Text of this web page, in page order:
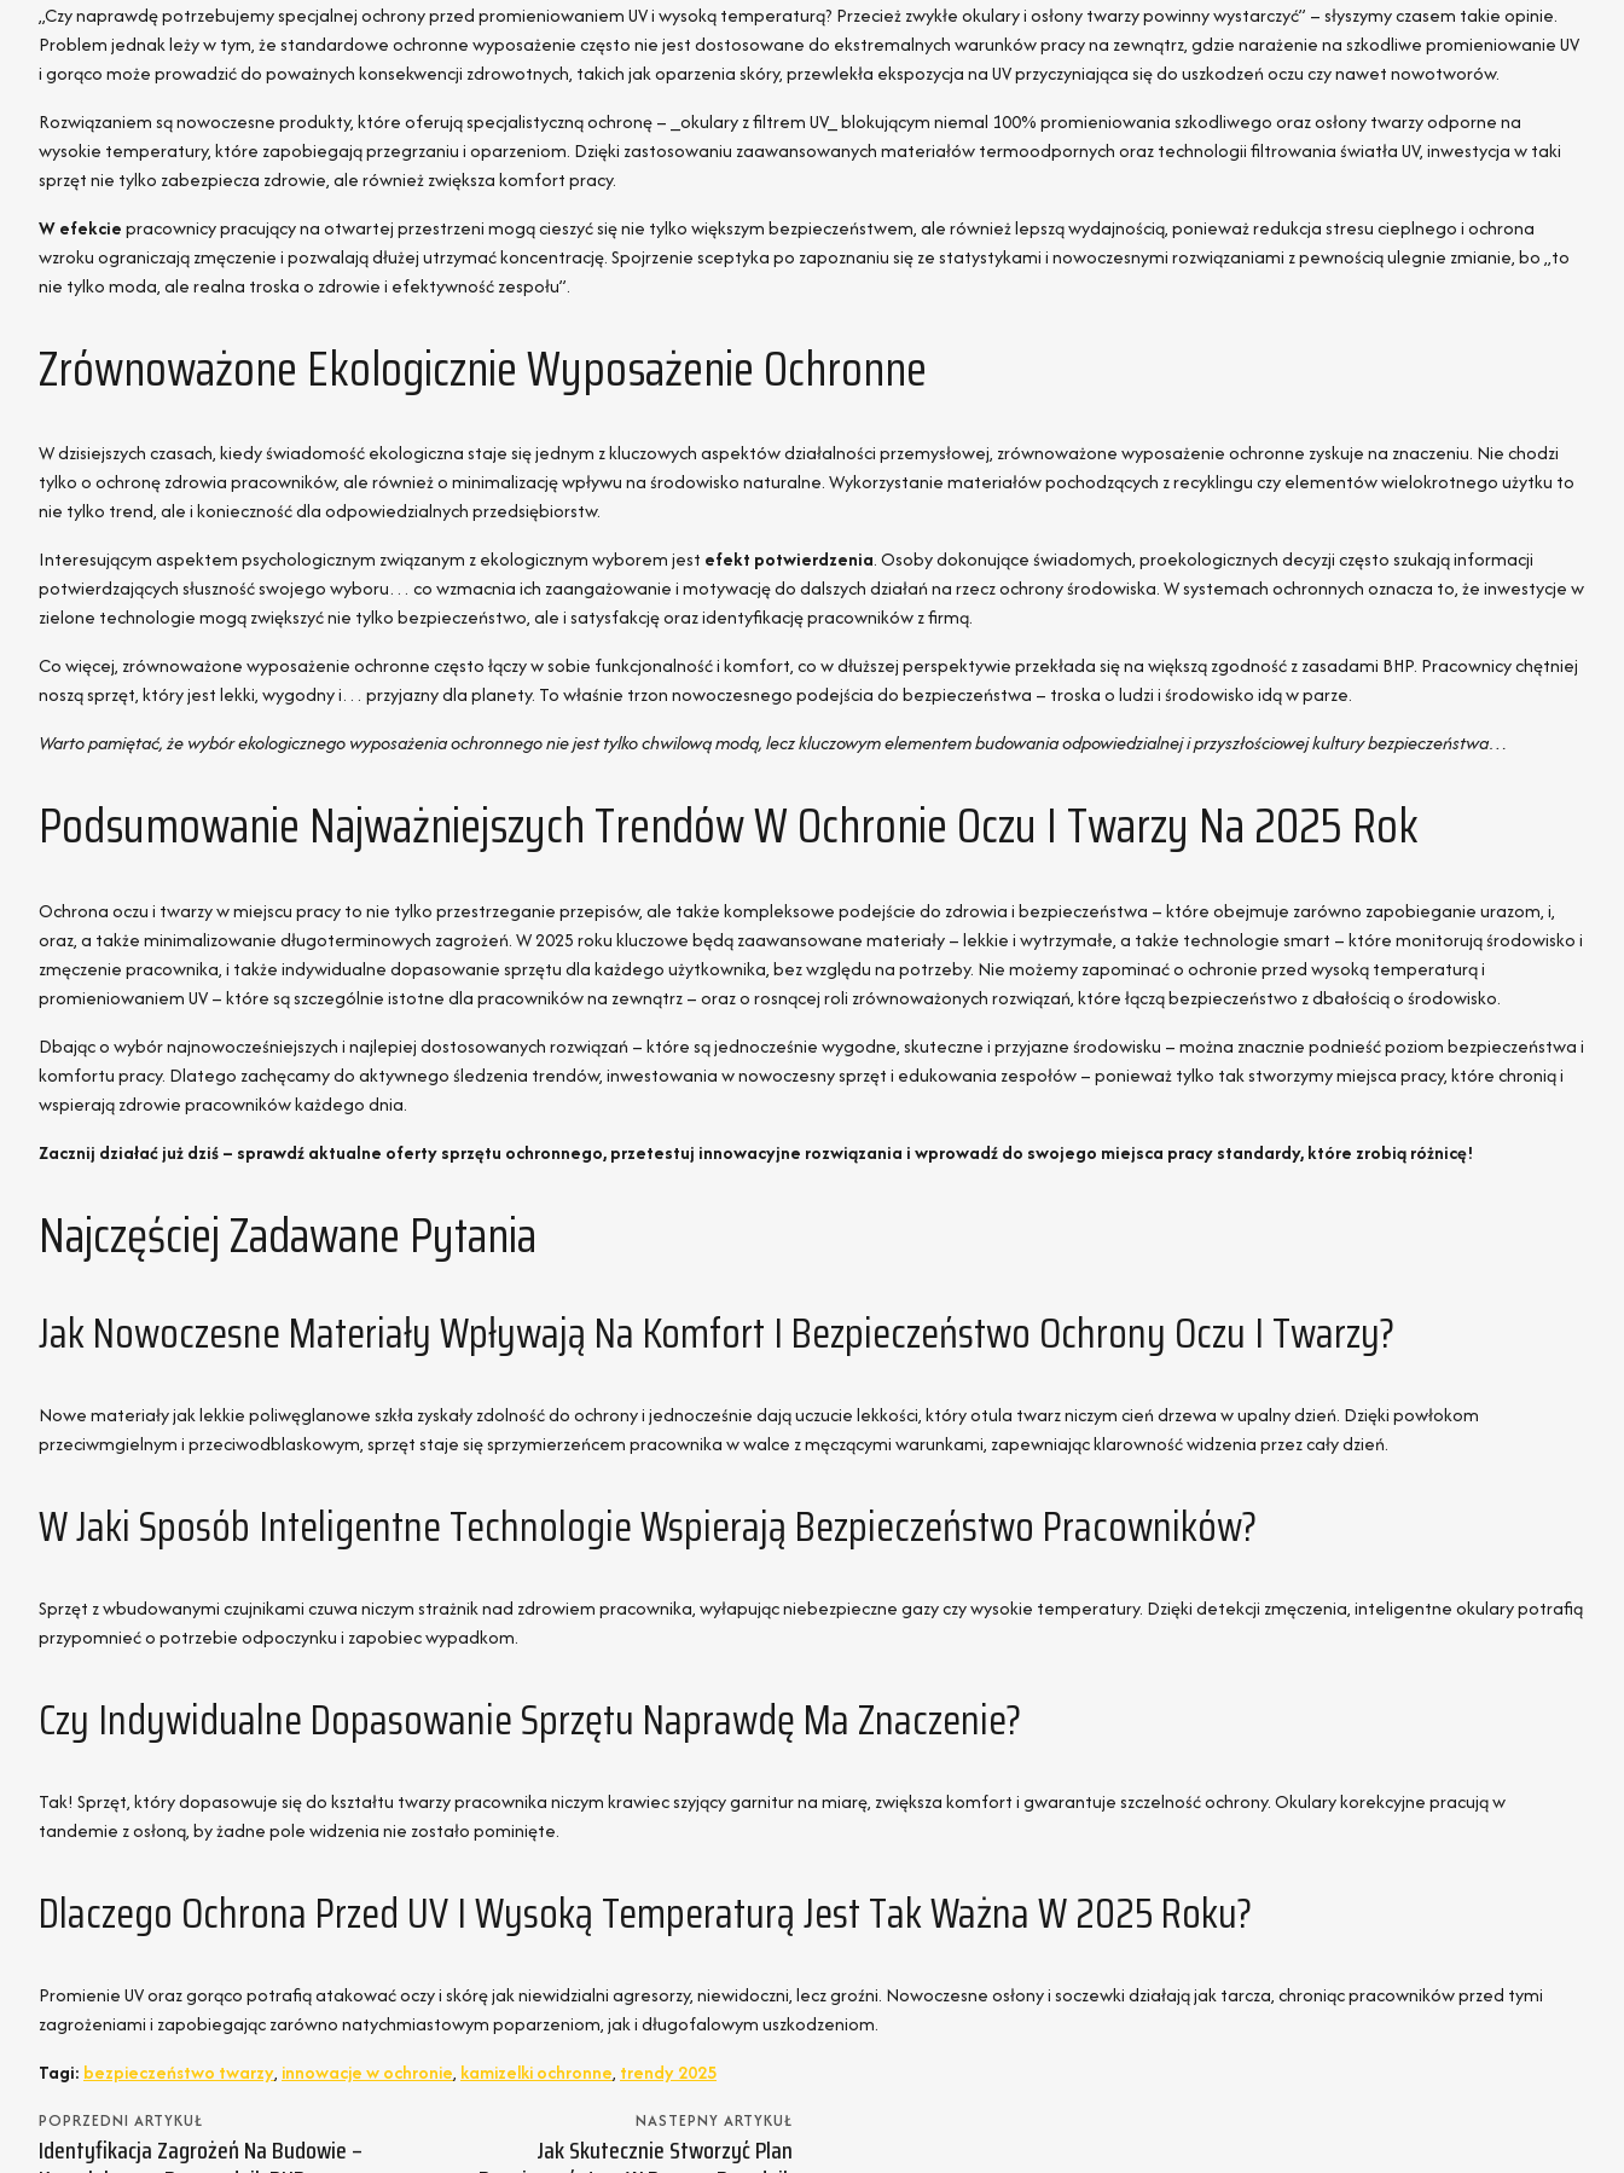
„Czy naprawdę potrzebujemy specjalnej ochrony przed promieniowaniem UV i wysoką temperaturą? Przecież zwykłe okulary i osłony twarzy powinny wystarczyć” – słyszymy czasem takie opinie.
Problem jednak leży w tym, że standardowe ochronne wyposażenie często nie jest dostosowane do ekstremalnych warunków pracy na zewnątrz, gdzie narażenie na szkodliwe promieniowanie UV
i gorąco może prowadzić do poważnych konsekwencji zdrowotnych, takich jak oparzenia skóry, przewlekła ekspozycja na UV przyczyniająca się do uszkodzeń oczu czy nawet nowotworów.
Rozwiązaniem są nowoczesne produkty, które oferują specjalistyczną ochronę – _okulary z filtrem UV_ blokującym niemal 100% promieniowania szkodliwego oraz osłony twarzy odporne na
wysokie temperatury, które zapobiegają przegrzaniu i oparzeniom. Dzięki zastosowaniu zaawansowanych materiałów termoodpornych oraz technologii filtrowania światła UV, inwestycja w taki
sprzęt nie tylko zabezpiecza zdrowie, ale również zwiększa komfort pracy.
W efekciepracownicy pracujący na otwartej przestrzeni mogą cieszyć się nie tylko większym bezpieczeństwem, ale również lepszą wydajnością, ponieważ redukcja stresu cieplnego i ochrona
wzroku ograniczają zmęczenie i pozwalają dłużej utrzymać koncentrację. Spojrzenie sceptyka po zapoznaniu się ze statystykami i nowoczesnymi rozwiązaniami z pewnością ulegnie zmianie, bo „to
nie tylko moda, ale realna troska o zdrowie i efektywność zespołu”.
Zrównoważone Ekologicznie Wyposażenie Ochronne
W dzisiejszych czasach, kiedy świadomość ekologiczna staje się jednym z kluczowych aspektów działalności przemysłowej, zrównoważone wyposażenie ochronne zyskuje na znaczeniu. Nie chodzi
tylko o ochronę zdrowia pracowników, ale również o minimalizację wpływu na środowisko naturalne. Wykorzystanie materiałów pochodzących z recyklingu czy elementów wielokrotnego użytku to
nie tylko trend, ale i konieczność dla odpowiedzialnych przedsiębiorstw.
Interesującym aspektem psychologicznym związanym z ekologicznym wyborem jest efekt potwierdzenia. Osoby dokonujące świadomych, proekologicznych decyzji często szukają informacji
potwierdzających słuszność swojego wyboru… co wzmacnia ich zaangażowanie i motywację do dalszych działań na rzecz ochrony środowiska. W systemach ochronnych oznacza to, że inwestycje w
zielone technologie mogą zwiększyć nie tylko bezpieczeństwo, ale i satysfakcję oraz identyfikację pracowników z firmą.
Co więcej, zrównoważone wyposażenie ochronne często łączy w sobie funkcjonalność i komfort, co w dłuższej perspektywie przekłada się na większą zgodność z zasadami BHP. Pracownicy chętniej
noszą sprzęt, który jest lekki, wygodny i… przyjazny dla planety. To właśnie trzon nowoczesnego podejścia do bezpieczeństwa – troska o ludzi i środowisko idą w parze.
Warto pamiętać, że wybór ekologicznego wyposażenia ochronnego nie jest tylko chwilową modą, lecz kluczowym elementem budowania odpowiedzialnej i przyszłościowej kultury bezpieczeństwa…
Podsumowanie Najważniejszych Trendów W Ochronie Oczu I Twarzy Na 2025 Rok
Ochrona oczu i twarzy w miejscu pracy to nie tylko przestrzeganie przepisów, ale także kompleksowe podejście do zdrowia i bezpieczeństwa – które obejmuje zarówno zapobieganie urazom, i,
oraz, a także minimalizowanie długoterminowych zagrożeń. W 2025 roku kluczowe będą zaawansowane materiały – lekkie i wytrzymałe, a także technologie smart – które monitorują środowisko i
zmęczenie pracownika, i także indywidualne dopasowanie sprzętu dla każdego użytkownika, bez względu na potrzeby. Nie możemy zapominać o ochronie przed wysoką temperaturą i
promieniowaniem UV – które są szczególnie istotne dla pracowników na zewnątrz – oraz o rosnącej roli zrównoważonych rozwiązań, które łączą bezpieczeństwo z dbałością o środowisko.
Dbając o wybór najnowocześniejszych i najlepiej dostosowanych rozwiązań – które są jednocześnie wygodne, skuteczne i przyjazne środowisku – można znacznie podnieść poziom bezpieczeństwa i
komfortu pracy. Dlatego zachęcamy do aktywnego śledzenia trendów, inwestowania w nowoczesny sprzęt i edukowania zespołów – ponieważ tylko tak stworzymy miejsca pracy, które chronią i
wspierają zdrowie pracowników każdego dnia.
Zacznij działać już dziś – sprawdź aktualne oferty sprzętu ochronnego, przetestuj innowacyjne rozwiązania i wprowadź do swojego miejsca pracy standardy, które zrobią różnicę!
Najczęściej Zadawane Pytania
Jak Nowoczesne Materiały Wpływają Na Komfort I Bezpieczeństwo Ochrony Oczu I Twarzy?
Nowe materiały jak lekkie poliwęglanowe szkła zyskały zdolność do ochrony i jednocześnie dają uczucie lekkości, który otula twarz niczym cień drzewa w upalny dzień. Dzięki powłokom
przeciwmgielnym i przeciwodblaskowym, sprzęt staje się sprzymierzeńcem pracownika w walce z męczącymi warunkami, zapewniając klarowność widzenia przez cały dzień.
W Jaki Sposób Inteligentne Technologie Wspierają Bezpieczeństwo Pracowników?
Sprzęt z wbudowanymi czujnikami czuwa niczym strażnik nad zdrowiem pracownika, wyłapując niebezpieczne gazy czy wysokie temperatury. Dzięki detekcji zmęczenia, inteligentne okulary potrafią
przypomnieć o potrzebie odpoczynku i zapobiec wypadkom.
Czy Indywidualne Dopasowanie Sprzętu Naprawdę Ma Znaczenie?
Tak! Sprzęt, który dopasowuje się do kształtu twarzy pracownika niczym krawiec szyjący garnitur na miarę, zwiększa komfort i gwarantuje szczelność ochrony. Okulary korekcyjne pracują w
tandemie z osłoną, by żadne pole widzenia nie zostało pominięte.
Dlaczego Ochrona Przed UV I Wysoką Temperaturą Jest Tak Ważna W 2025 Roku?
Promienie UV oraz gorąco potrafią atakować oczy i skórę jak niewidzialni agresorzy, niewidoczni, lecz groźni. Nowoczesne osłony i soczewki działają jak tarcza, chroniąc pracowników przed tymi
zagrożeniami i zapobiegając zarówno natychmiastowym poparzeniom, jak i długofalowym uszkodzeniom.
Tagi: bezpieczeństwo twarzy, innowacje w ochronie, kamizelki ochronne, trendy 2025
POPRZEDNI ARTYKUŁ
Identyfikacja Zagrożeń Na Budowie –
NASTEPNY ARTYKUŁ
Jak Skutecznie Stworzyć Plan